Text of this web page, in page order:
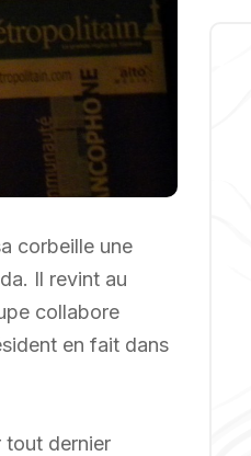
corbeille une
Il revint au
collabore
en fait dans
tout dernier